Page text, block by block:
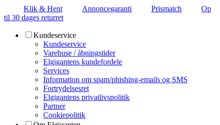
Klik & Hent Annoncegaranti Prismatch
Op
til 30 dages returret
Kundeservice
Kundeservice
Varehuse / åbningstider
Elgigantens kundefordele
Services
Information om spam/phishing-emails og SMS
Fortrydelsesret
Elgigantens privatlivspolitik
Partner
Cookiepolitik